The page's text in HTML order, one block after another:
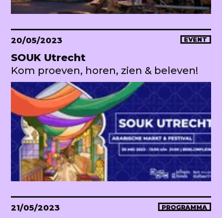
20/05/2023 EVENT
SOUK Utrecht
Kom proeven, horen, zien & beleven!
21/05/2023 PROGRAMMA